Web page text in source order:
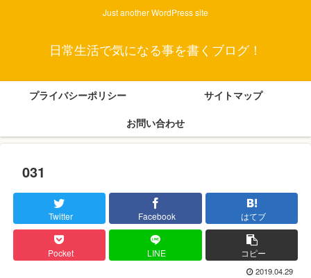
Just another WordPress site
日常生活で気になる事を書くブログ！
プライバシーポリシー
サイトマップ
お問い合わせ
031
Twitter Facebook はてブ
Pocket LINE コピー
2019.04.29